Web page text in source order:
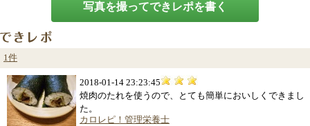
写真を撮ってできレポを書く
1件
2018-01-14 23:23:45
焼肉のたれを使うので、とても簡単においしくできまし
た。
カロレピ！管理栄養士